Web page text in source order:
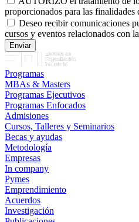
proporcionados para las finalidades
Deseo recibir comunicaciones
cursos y eventos relacionados con
Programas
MBAs & Masters
Programas Ejecutivos
Programas Enfocados
Admisiones
Cursos, Talleres y Seminarios
Becas y ayudas
Metodología
Empresas
In company
Pymes
Emprendimiento
Acuerdos
Investigación